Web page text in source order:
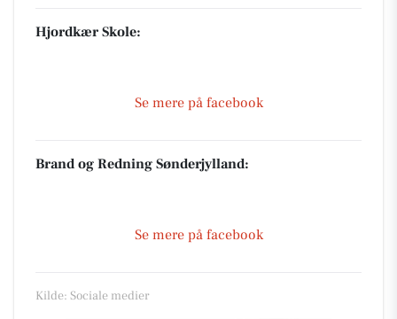
Hjordkær Skole:
Se mere på facebook
Brand og Redning Sønderjylland:
Se mere på facebook
Kilde: Sociale medier